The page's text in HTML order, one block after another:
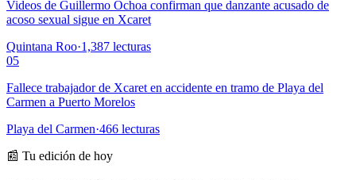
Videos de Guillermo Ochoa confirman que danzante acusado de
acoso sexual sigue en Xcaret
Quintana Roo·1,387 lecturas
05
Fallece trabajador de Xcaret en accidente en tramo de Playa del
Carmen a Puerto Morelos
Playa del Carmen·466 lecturas
📰 Tu edición de hoy